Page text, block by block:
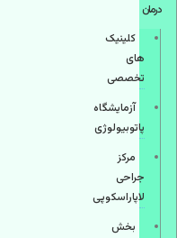
درمان
کلینیک
های
تخصصی
آزمایشگاه
پاتوبیولوژی
مرکز
جراحی
لاپاراسکوپی
بخش